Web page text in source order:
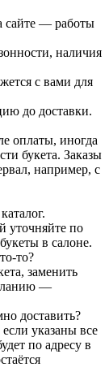
сайте — работы
наличия
с вами для
до доставки.
оплаты, иногда
букета. Заказы
например, с
уточняйте по
в салоне.
то?
заменить
—
доставить?
указаны все
по адресу в